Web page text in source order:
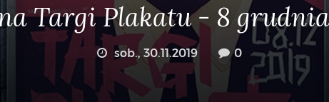
Targi Plakatu - 8
sob., 30.11.2019 0